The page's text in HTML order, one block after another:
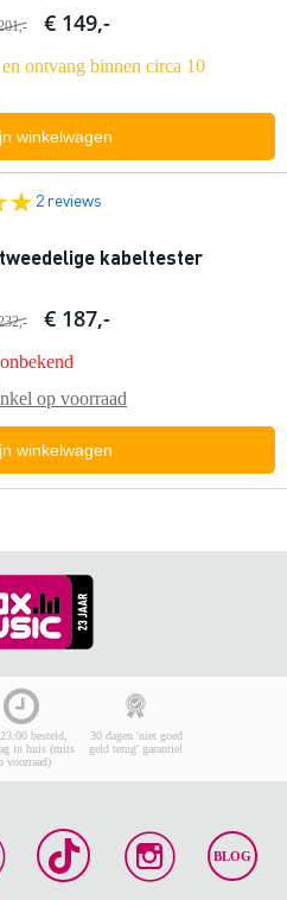
€ 149,-
ontvang binnen circa 10
winkelwagen
2 reviews
tweedelige kabeltester
€ 187,-
op voorraad
winkelwagen
besteld,
in huis (mits
voorraad)
30 dagen 'niet goed
geld terug' garantie!
BLOG